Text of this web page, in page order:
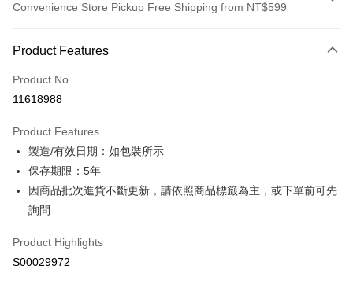
Convenience Store Pickup Free Shipping from NT$599
Credit Card (Full Payment)
Convenience Store Pickup and Pay
Apple Pay
JKOPAY
Plus Pay
Shipping Method
Product Features
Product No.
11618988
Product Features
製造/有效日期：如包裝所示
保存期限：5年
因商品批次進貨不斷更新，請依照商品標籤為主，或下單前可先
詢問
Product Highlights
S00029972